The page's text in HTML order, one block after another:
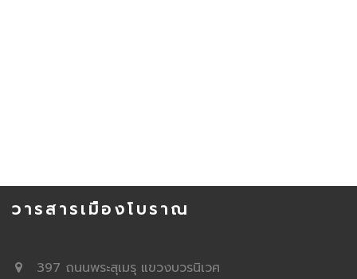
วารสารเมืองโบราณ
397 ถนนพระสุเมรุ แขวงบวรนิเวศ